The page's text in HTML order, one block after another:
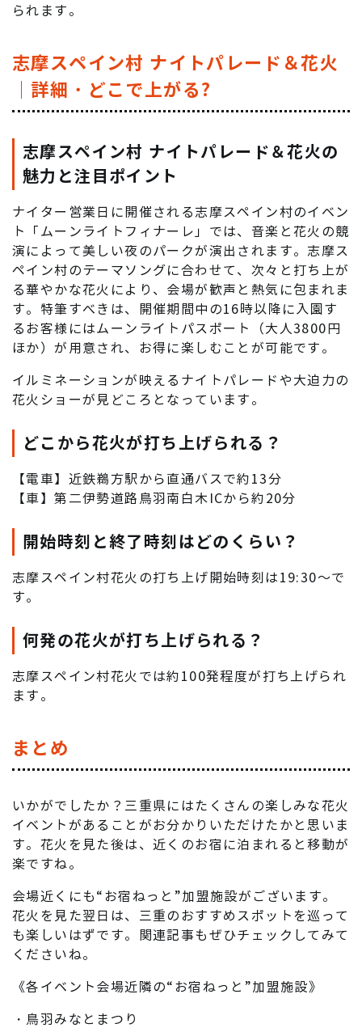
られます。
志摩スペイン村 ナイトパレード＆花火
｜詳細・どこで上がる?
志摩スペイン村 ナイトパレード＆花火の
魅力と注目ポイント
ナイター営業日に開催される志摩スペイン村のイベン
ト「ムーンライトフィナーレ」では、音楽と花火の競
演によって美しい夜のパークが演出されます。志摩ス
ペイン村のテーマソングに合わせて、次々と打ち上が
る華やかな花火により、会場が歓声と熱気に包まれま
す。特筆すべきは、開催期間中の16時以降に入園す
るお客様にはムーンライトパスポート（大人3800円
ほか）が用意され、お得に楽しむことが可能です。
イルミネーションが映えるナイトパレードや大迫力の
花火ショーが見どころとなっています。
どこから花火が打ち上げられる？
【電車】近鉄鵜方駅から直通バスで約13分
【車】第二伊勢道路鳥羽南白木ICから約20分
開始時刻と終了時刻はどのくらい？
志摩スペイン村花火の打ち上げ開始時刻は19:30～で
す。
何発の花火が打ち上げられる？
志摩スペイン村花火では約100発程度が打ち上げられ
ます。
まとめ
いかがでしたか？三重県にはたくさんの楽しみな花火
イベントがあることがお分かりいただけたかと思いま
す。花火を見た後は、近くのお宿に泊まれると移動が
楽ですね。
会場近くにも“お宿ねっと”加盟施設がございます。
花火を見た翌日は、三重のおすすめスポットを巡って
も楽しいはずです。関連記事もぜひチェックしてみて
くださいね。
《各イベント会場近隣の“お宿ねっと”加盟施設》
・鳥羽みなとまつり